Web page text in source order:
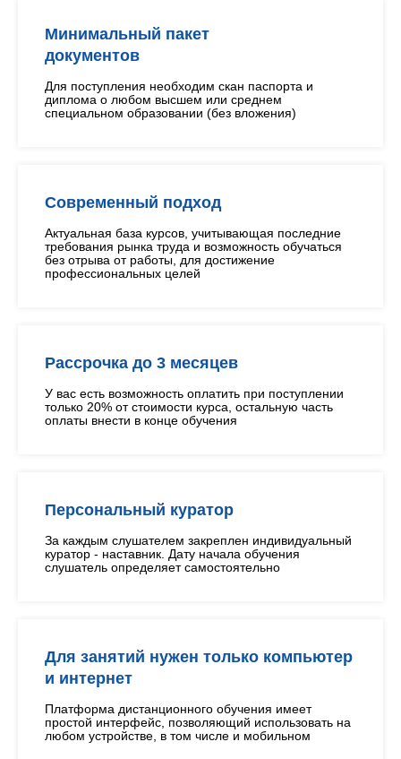
Минимальный пакет
документов
Для поступления необходим скан паспорта и
диплома о любом высшем или среднем
специальном образовании (без вложения)
Современный подход
Актуальная база курсов, учитывающая последние
требования рынка труда и возможность обучаться
без отрыва от работы, для достижение
профессиональных целей
Рассрочка до 3 месяцев
У вас есть возможность оплатить при поступлении
только 20% от стоимости курса, остальную часть
оплаты внести в конце обучения
Персональный куратор
За каждым слушателем закреплен индивидуальный
куратор - наставник. Дату начала обучения
слушатель определяет самостоятельно
Для занятий нужен только компьютер
и интернет
Платформа дистанционного обучения имеет
простой интерфейс, позволяющий использовать на
любом устройстве, в том числе и мобильном